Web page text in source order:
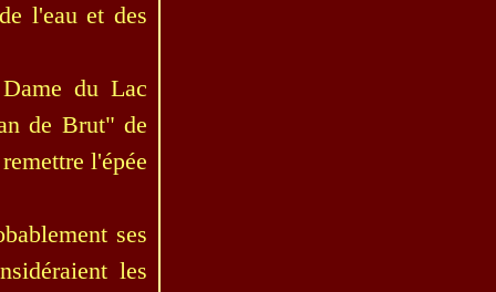
l'eau et des
du Lac
de Brut" de
l'épée
ses
les